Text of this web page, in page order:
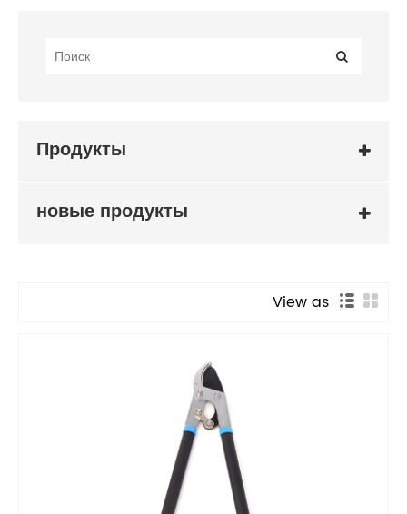
Продукты
новые продукты
View as